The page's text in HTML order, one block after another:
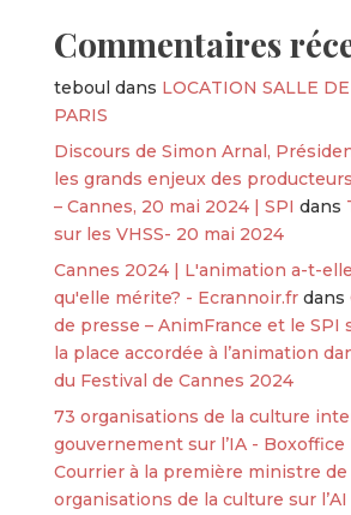
Commentaires
teboul dans LOCATION SALLE
PARIS
Discours de Simon Arnal,
les grands enjeux des
– Cannes, 20 mai 2024 | SPI dans
sur les VHSS- 20 mai 2024
Cannes 2024 | L'animation a-t-
qu'elle mérite? - Ecrannoir.frdans
de presse – AnimFrance et le SPI
la place accordée à l’animation
du Festival de Cannes 2024
73 organisations de la culture
gouvernement sur l’IA - Boxoffice
Courrier à la première ministre de
organisations de la culture sur l’AI